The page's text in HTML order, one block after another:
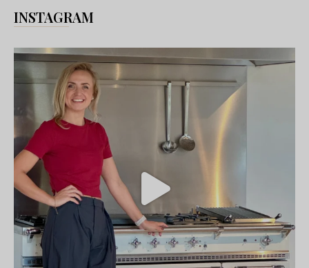
INSTAGRAM